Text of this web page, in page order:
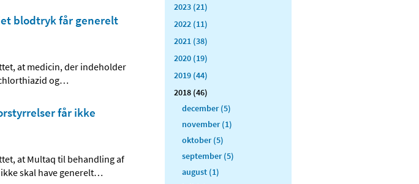
blodtryk får generelt
at medicin, der indeholder
og…
får ikke
at Multaq til behandling af
skal have generelt…
2023 (21)
2022 (11)
2021 (38)
2020 (19)
2019 (44)
2018 (46)
december (5)
november (1)
oktober (5)
september (5)
august (1)